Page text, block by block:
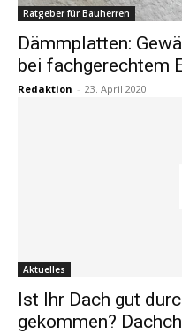
Ratgeber für Bauherren
Dämmplatten:
bei fachgerechtem
Redaktion - 23. April 2020
Aktuelles
Ist Ihr Dach gut
gekommen?